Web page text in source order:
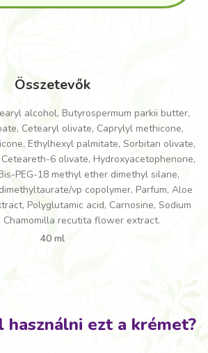
Összetevők
alcohol, Butyrospermum parkii butter,
Cetearyl olivate, Caprylyl methicone,
Ethylhexyl palmitate, Sorbitan olivate,
6 olivate, Hydroxyacetophenone,
PEG-18 methyl ether dimethyl silane,
vp copolymer, Parfum, Aloe
Polyglutamic acid, Carnosine, Sodium
Chamomilla recutita flower extract.
40 ml
használni ezt a krémet?